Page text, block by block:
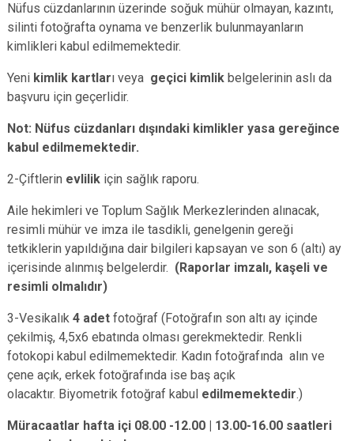
Nüfus cüzdanlarının üzerinde soğuk mühür olmayan, kazıntı,
silinti fotoğrafta oynama ve benzerlik bulunmayanların
kimlikleri kabul edilmemektedir.
Yeni kimlik kartları veya geçici kimlik belgelerinin aslı da
başvuru için geçerlidir.
Not: Nüfus cüzdanları dışındaki kimlikler yasa gereğince
kabul edilmemektedir.
2-Çiftlerin evlilik için sağlık raporu.
Aile hekimleri ve Toplum Sağlık Merkezlerinden alınacak,
resimli mühür ve imza ile tasdikli, genelgenin gereği
tetkiklerin yapıldığına dair bilgileri kapsayan ve son 6 (altı) ay
içerisinde alınmış belgelerdir. (Raporlar imzalı, kaşeli ve
resimli olmalıdır)
3-Vesikalık 4 adet fotoğraf (Fotoğrafın son altı ay içinde
çekilmiş, 4,5x6 ebatında olması gerekmektedir. Renkli
fotokopi kabul edilmemektedir. Kadın fotoğrafında alın ve
çene açık, erkek fotoğrafında ise baş açık
olacaktır. Biyometrik fotoğraf kabul edilmemektedir.)
Müracaatlar hafta içi 08.00 -12.00 | 13.00-16.00 saatleri